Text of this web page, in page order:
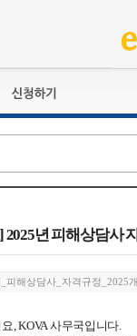
교육훈련
자격복원
2025년 피해상담사
피해상담사_자격규정_2025
, KOVA 사무국입니다.